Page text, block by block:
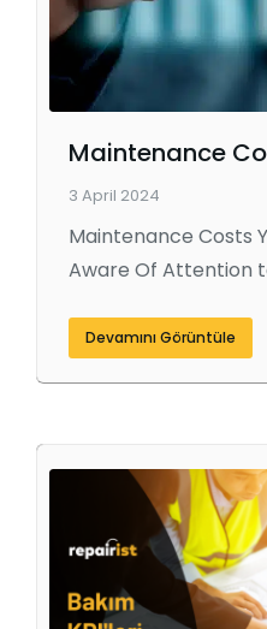
Maintenance
3 April 2024
Maintenance Costs
Aware Of Attention
Devamını Görüntüle